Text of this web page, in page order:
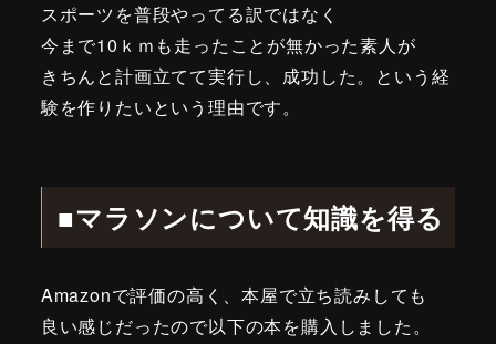
スポーツを普段やってる訳ではなく
今まで10ｋｍも走ったことが無かった素人が
きちんと計画立てて実行し、成功した。という経
験を作りたいという理由です。
■マラソンについて知識を得る
Amazonで評価の高く、本屋で立ち読みしても
良い感じだったので以下の本を購入しました。